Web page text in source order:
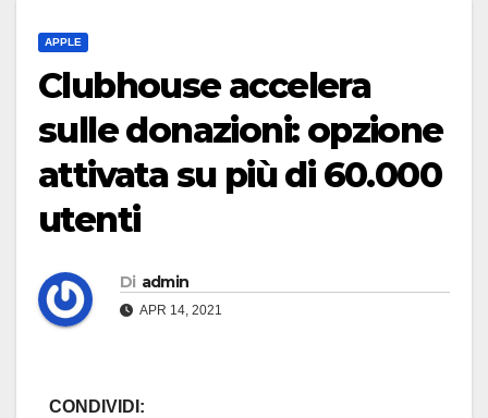
APPLE
Clubhouse accelera
sulle donazioni: opzione
attivata su più di 60.000
utenti
Di admin
APR 14, 2021
CONDIVIDI: